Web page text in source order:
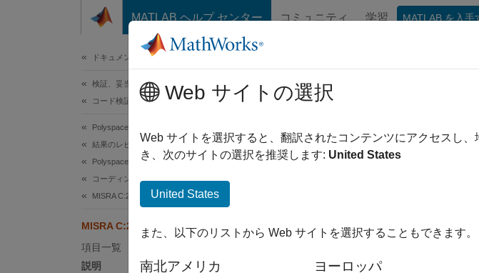
コンテンツへスキップ
MATLAB ヘルプ センター コミュニティ 学習 MATLAB を入手
ドキュメンテーションのホーム
検証、妥当性確認、テスト
コード検証
Polyspace Bug Finder
結果のレビューとレポート生成
Polyspace Bug Finder の結果
コーディング規約
MISRA C:2012 命令およびルール
MISRA C:2012 Rule 10.1
項目一覧
説明
MISRA C:2012 Rule
Operands shall not be of an
Web サイトの選択
Web サイトを選択すると、翻訳されたコンテンツにアクセスし
き、次のサイトの選択を推奨します: United States
United States
また、以下のリストから Web サイトを選択することもできます。
南北アメリカ ヨーロッパ